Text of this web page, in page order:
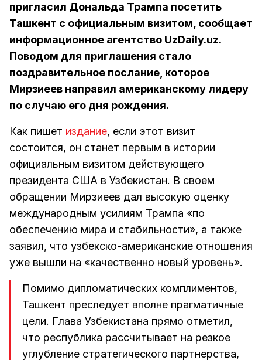
пригласил Дональда Трампа посетить
Ташкент с официальным визитом, сообщает
информационное агентство UzDaily.uz.
Поводом для приглашения стало
поздравительное послание, которое
Мирзиеев направил американскому лидеру
по случаю его дня рождения.
Как пишет издание, если этот визит
состоится, он станет первым в истории
официальным визитом действующего
президента США в Узбекистан. В своем
обращении Мирзиеев дал высокую оценку
международным усилиям Трампа «по
обеспечению мира и стабильности», а также
заявил, что узбекско-американские отношения
уже вышли на «качественно новый уровень».
Помимо дипломатических комплиментов,
Ташкент преследует вполне прагматичные
цели. Глава Узбекистана прямо отметил,
что республика рассчитывает на резкое
углубление стратегического партнерства,